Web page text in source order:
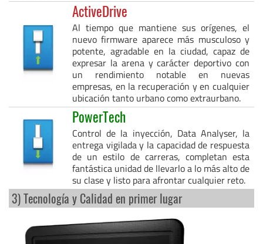
ActiveDrive
Al tiempo que mantiene sus orígenes, el
nuevo firmware aparece más musculoso y
potente, agradable en la ciudad, capaz de
expresar la arena y carácter deportivo con
un rendimiento notable en nuevas
empresas, en la recuperación y en cualquier
ubicación tanto urbano como extraurbano.
PowerTech
Control de la inyección, Data Analyser, la
entrega vigilada y la capacidad de respuesta
de un estilo de carreras, completan esta
fantástica unidad de llevarlo a lo más alto de
su clase y listo para afrontar cualquier reto.
3) Tecnología y Calidad en primer lugar